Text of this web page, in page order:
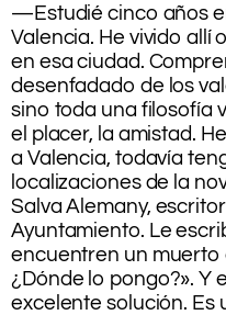
—Estudié cinco años
Valencia. He vivido allí
en esa ciudad.
desenfadado de los
sino toda una filosofía
el placer, la amistad.
a Valencia, todavía
localizaciones de la
Salva Alemany,
Ayuntamiento. Le
encuentren un muerto
¿Dónde lo pongo?». Y
excelente solución. Es